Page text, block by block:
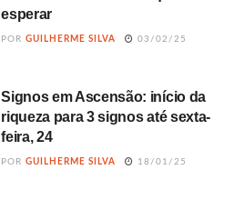
esperar
POR GUILHERME SILVA 03/02/25
Signos em Ascensão: início da
riqueza para 3 signos até sexta-
feira, 24
POR GUILHERME SILVA 18/01/25